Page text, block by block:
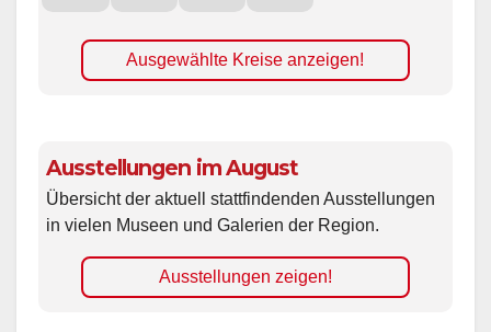
Ausgewählte Kreise anzeigen!
Ausstellungen im August
Übersicht der aktuell stattfindenden Ausstellungen
in vielen Museen und Galerien der Region.
Ausstellungen zeigen!